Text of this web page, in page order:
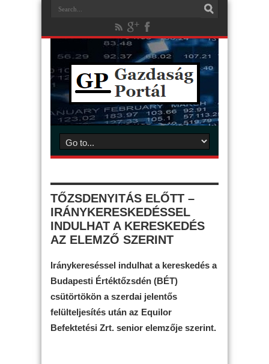
TŐZSDENYITÁS ELŐTT –
IRÁNYKERESKEDÉSSEL
INDULHAT A KERESKEDÉS
AZ ELEMZŐ SZERINT
Iránykereséssel indulhat a kereskedés a
Budapesti Értéktőzsdén (BÉT)
csütörtökön a szerdai jelentős
felülteljesítés után az Equilor
Befektetési Zrt. senior elemzője szerint.